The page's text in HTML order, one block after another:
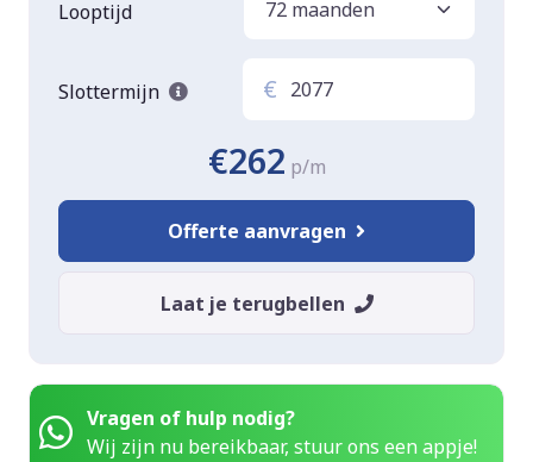
Looptijd
Slottermijn €
€262 p/m
Offerte aanvragen
Laat je terugbellen
Vragen of hulp nodig?
Wij zijn nu bereikbaar, stuur ons een appje!